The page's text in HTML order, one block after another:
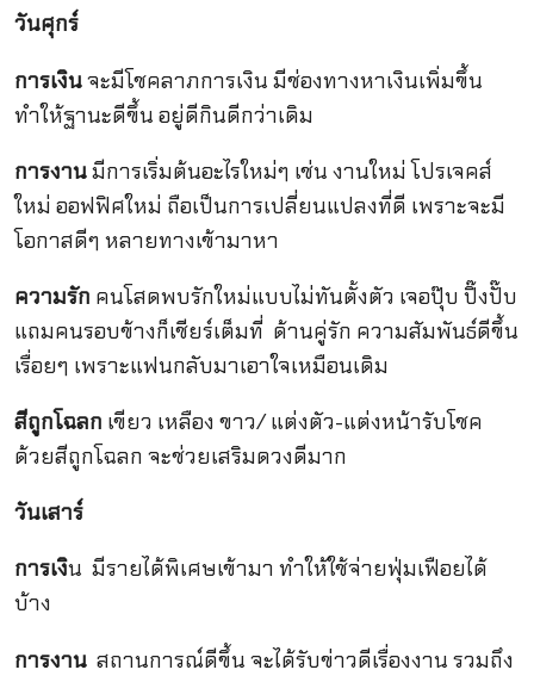
วันศุกร์
การเงินจะมีโชคลาภการเงิน มีช่องทางหาเงินเพิ่มขึ้น
ทำให้ฐานะดีขึ้น อยู่ดีกินดีกว่าเดิม
การงานมีการเริ่มต้นอะไรใหม่ๆ เช่น งานใหม่ โปรเจคส์
ใหม่ ออฟฟิศใหม่ ถือเป็นการเปลี่ยนแปลงที่ดี เพราะจะมี
โอกาสดีๆ หลายทางเข้ามาหา
ความรัก คนโสดพบรักใหม่แบบไม่ทันตั้งตัว เจอปุ๊บ ปิ๊งปั๊บ
แถมคนรอบข้างก็เชียร์เต็มที่ ด้านคู่รัก ความสัมพันธ์ดีขึ้น
เรื่อยๆ เพราะแฟนกลับมาเอาใจเหมือนเดิม
สีถูกโฉลก เขียว เหลือง ขาว/ แต่งตัว-แต่งหน้ารับโชค
ด้วยสีถูกโฉลก จะช่วยเสริมดวงดีมาก
วันเสาร์
การเงิน มีรายได้พิเศษเข้ามา ทำให้ใช้จ่ายฟุ่มเฟือยได้
บ้าง
การงานสถานการณ์ดีขึ้น จะได้รับข่าวดีเรื่องงาน รวมถึง